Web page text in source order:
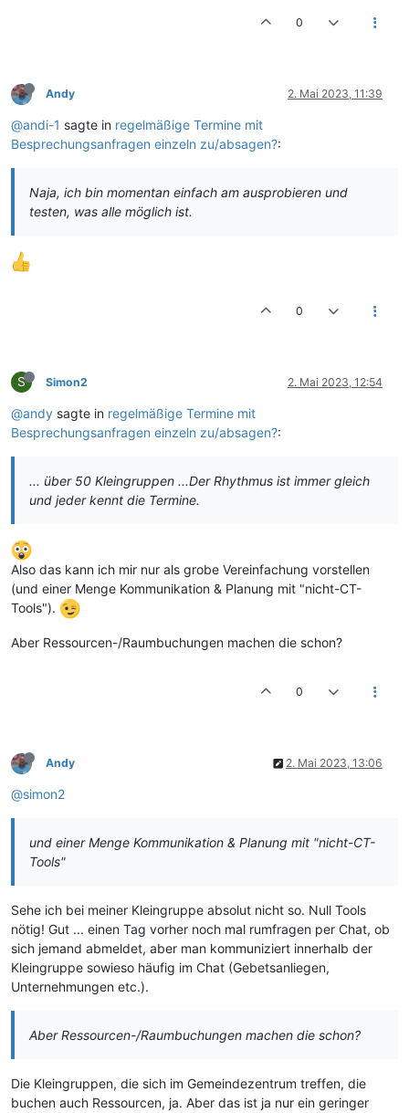
0
Andy 2. Mai 2023, 11:39
@andi-1 sagte in regelmäßige Termine mit
Besprechungsanfragen einzeln zu/absagen?:
Naja, ich bin momentan einfach am ausprobieren und
testen, was alle möglich ist.
0
S Simon2 2. Mai 2023, 12:54
@andy sagte in regelmäßige Termine mit
Besprechungsanfragen einzeln zu/absagen?:
... über 50 Kleingruppen ...Der Rhythmus ist immer gleich
und jeder kennt die Termine.
Also das kann ich mir nur als grobe Vereinfachung vorstellen
(und einer Menge Kommunikation & Planung mit "nicht-CT-
Tools").
Aber Ressourcen-/Raumbuchungen machen die schon?
0
Andy 2. Mai 2023, 13:06
@simon2
und einer Menge Kommunikation & Planung mit "nicht-CT-
Tools"
Sehe ich bei meiner Kleingruppe absolut nicht so. Null Tools
nötig! Gut ... einen Tag vorher noch mal rumfragen per Chat, ob
sich jemand abmeldet, aber man kommuniziert innerhalb der
Kleingruppe sowieso häufig im Chat (Gebetsanliegen,
Unternehmungen etc.).
Aber Ressourcen-/Raumbuchungen machen die schon?
Die Kleingruppen, die sich im Gemeindezentrum treffen, die
buchen auch Ressourcen, ja. Aber das ist ja nur ein geringer